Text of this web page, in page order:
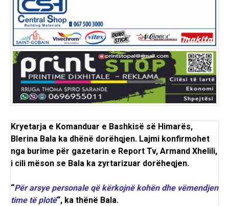
Kryetarja e Komanduar e Bashkisë së Himarës,
Blerina Bala ka dhënë dorëhqjen. Lajmi konfirmohet
nga burime për gazetarin e Report Tv, Armand Xhelili,
i cili mëson se Bala ka zyrtarizuar dorëheqjen.
“Për arsye personale që kërkojnë kohën dhe vëmendjen
time të plotë“, ka thënë Bala.